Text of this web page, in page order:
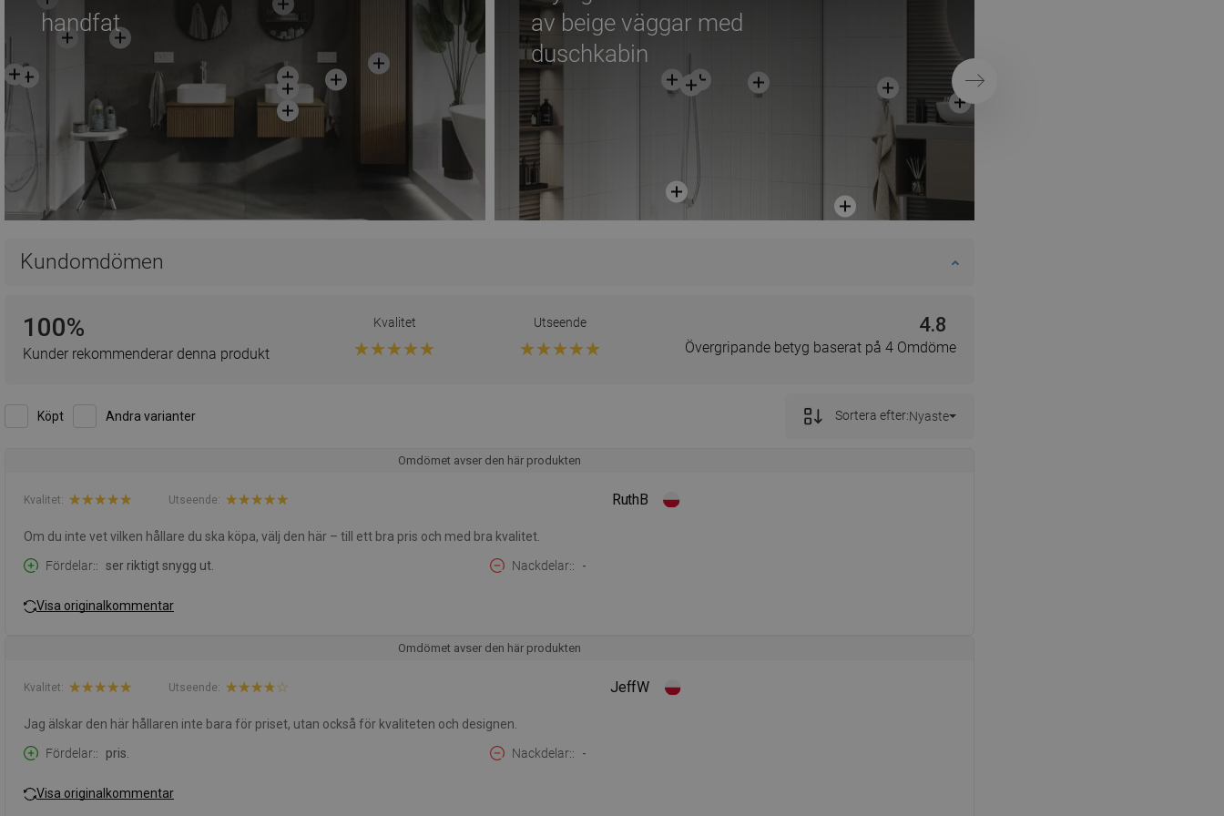
handfat
av beige väggar med
duschkabin
Nästa
Kundomdömen
100%
Kunder rekommenderar denna produkt
Kvalitet Utseende 4.8
Övergripande betyg baserat på 4 Omdöme
Köpt Andra varianter Sortera efter:Nyaste
Omdömet avser den här produkten
RuthB
Kvalitet: Utseende:
Om du inte vet vilken hållare du ska köpa, välj den här – till ett bra pris och med bra kvalitet.
Fördelar:
ser riktigt snygg ut. Nackdelar: -
Visa originalkommentar
Omdömet avser den här produkten
JeffW
Kvalitet: Utseende:
Jag älskar den här hållaren inte bara för priset, utan också för kvaliteten och designen.
Fördelar:
pris. Nackdelar: -
Visa originalkommentar
PORTUGUESE
CROATIAN
SLOVENIAN